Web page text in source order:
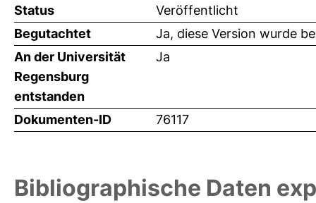
Status
Veröffentlicht
Begutachtet
Ja, diese Version wurde
An der Universität
Regensburg
entstanden
Ja
Dokumenten-ID 76117
Bibliographische Daten